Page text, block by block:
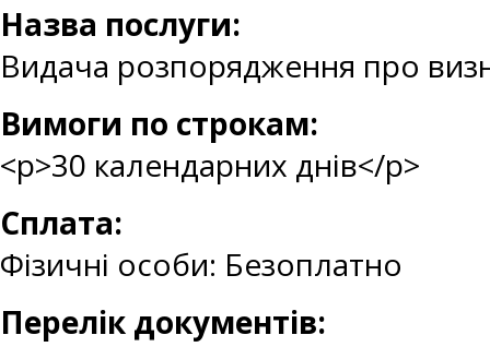
Назва послуги:
Видача розпорядження про
Вимоги по строкам:
<p>30 календарних днів</p>
Сплата:
Фізичні особи: Безоплатно
Перелік документів: